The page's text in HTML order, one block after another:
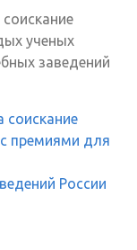
ученых
заведений
соискание
премиями для
России